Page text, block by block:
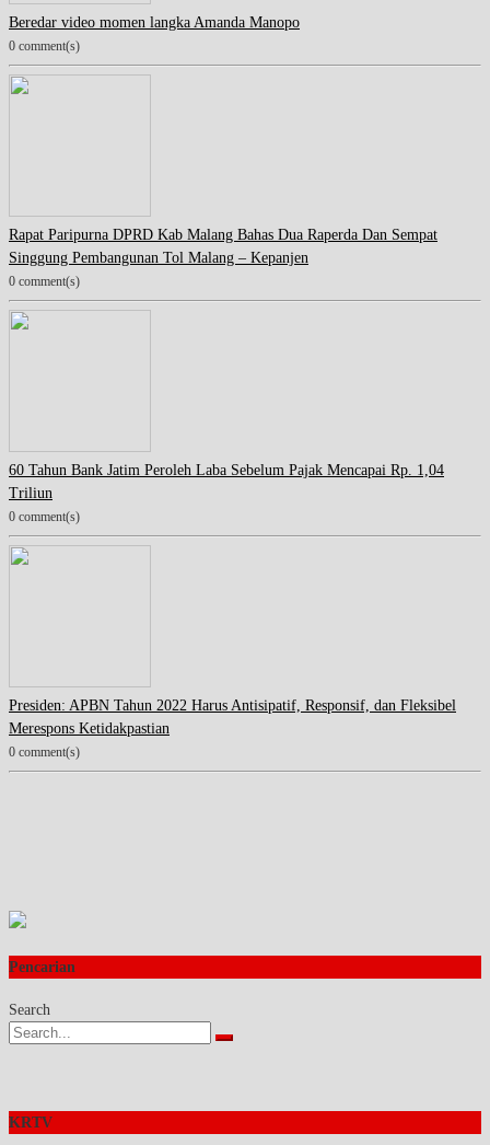
Beredar video momen langka Amanda Manopo
0 comment(s)
Rapat Paripurna DPRD Kab Malang Bahas Dua Raperda Dan Sempat
Singgung Pembangunan Tol Malang – Kepanjen
0 comment(s)
60 Tahun Bank Jatim Peroleh Laba Sebelum Pajak Mencapai Rp. 1,04
Triliun
0 comment(s)
Presiden: APBN Tahun 2022 Harus Antisipatif, Responsif, dan Fleksibel
Merespons Ketidakpastian
0 comment(s)
Pencarian
Search
KRTV